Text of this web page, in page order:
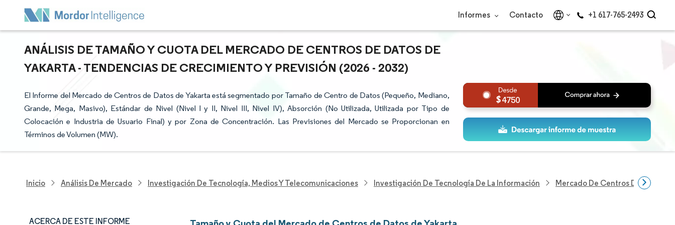
Informes Contacto +1 617-765-2493
ANÁLISIS DE TAMAÑO Y CUOTA DEL MERCADO DE CENTROS DE DATOS DE
YAKARTA - TENDENCIAS DE CRECIMIENTO Y PREVISIÓN (2026 - 2032)
El Informe del Mercado de Centros de Datos de Yakarta está segmentado por Tamaño de Centro de Datos (Pequeño, Mediano,
Grande, Mega, Masivo), Estándar de Nivel (Nivel I y II, Nivel III, Nivel IV), Absorción (No Utilizada, Utilizada por Tipo de
Colocación e Industria de Usuario Final) y por Zona de Concentración. Las Previsiones del Mercado se Proporcionan en
Términos de Volumen (MW).
4750
Inicio Análisis De Mercado Investigación De Tecnología, Medios Y Telecomunicaciones Investigación De Tecnología De La Información Mercado De Centros De Datos
ACERCA DE ESTE INFORME